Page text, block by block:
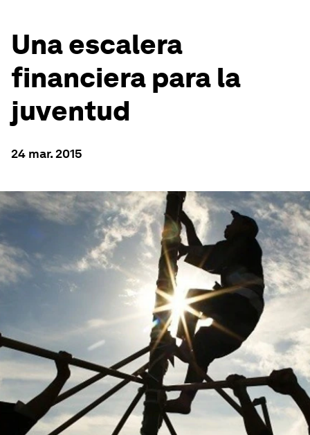
Una escalera
financiera para la
juventud
24 mar. 2015